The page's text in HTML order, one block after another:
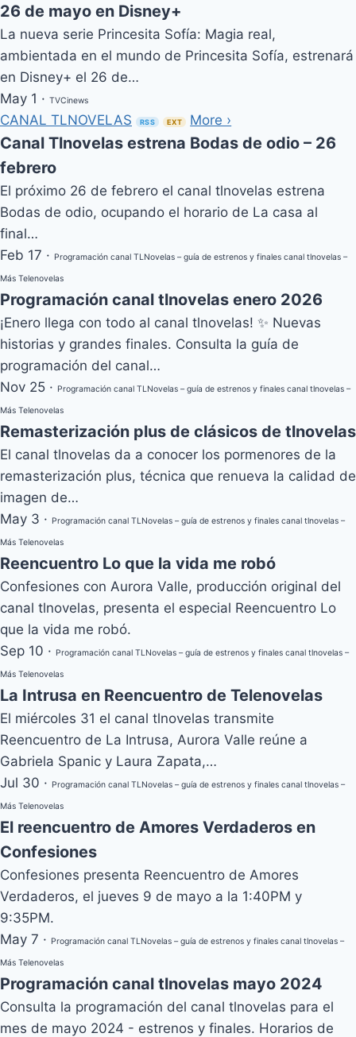
26 de mayo en Disney+
La nueva serie Princesita Sofía: Magia real,
ambientada en el mundo de Princesita Sofía, estrenará
en Disney+ el 26 de…
May 1 · TVCinews
CANAL TLNOVELAS RSS EXT More ›
Canal Tlnovelas estrena Bodas de odio – 26
febrero
El próximo 26 de febrero el canal tlnovelas estrena
Bodas de odio, ocupando el horario de La casa al
final…
Feb 17 · Programación canal TLNovelas – guía de estrenos y finales canal tlnovelas –
Más Telenovelas
Programación canal tlnovelas enero 2026
¡Enero llega con todo al canal tlnovelas! ✨ Nuevas
historias y grandes finales. Consulta la guía de
programación del canal…
Nov 25 · Programación canal TLNovelas – guía de estrenos y finales canal tlnovelas –
Más Telenovelas
Remasterización plus de clásicos de tlnovelas
El canal tlnovelas da a conocer los pormenores de la
remasterización plus, técnica que renueva la calidad de
imagen de…
May 3 · Programación canal TLNovelas – guía de estrenos y finales canal tlnovelas –
Más Telenovelas
Reencuentro Lo que la vida me robó
Confesiones con Aurora Valle, producción original del
canal tlnovelas, presenta el especial Reencuentro Lo
que la vida me robó.
Sep 10 · Programación canal TLNovelas – guía de estrenos y finales canal tlnovelas –
Más Telenovelas
La Intrusa en Reencuentro de Telenovelas
El miércoles 31 el canal tlnovelas transmite
Reencuentro de La Intrusa, Aurora Valle reúne a
Gabriela Spanic y Laura Zapata,…
Jul 30 · Programación canal TLNovelas – guía de estrenos y finales canal tlnovelas –
Más Telenovelas
El reencuentro de Amores Verdaderos en
Confesiones
Confesiones presenta Reencuentro de Amores
Verdaderos, el jueves 9 de mayo a la 1:40PM y
9:35PM.
May 7 · Programación canal TLNovelas – guía de estrenos y finales canal tlnovelas –
Más Telenovelas
Programación canal tlnovelas mayo 2024
Consulta la programación del canal tlnovelas para el
mes de mayo 2024 - estrenos y finales. Horarios de